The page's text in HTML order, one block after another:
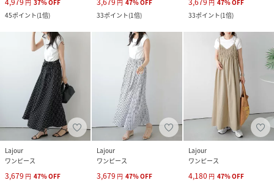
円 37%OFF
45ポイント(1倍)
円 47%OFF
33ポイント(1倍)
円 47%OFF
33ポイント(1倍)
Lajour
ワンピース
3,679 円 47%OFF
Lajour
ワンピース
3,679 円 47%OFF
Lajour
ワンピース
4,180 円 47%OFF